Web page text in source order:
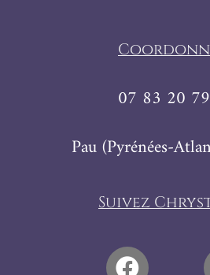
07 83 20
Pau (Pyrénées-
Suivez